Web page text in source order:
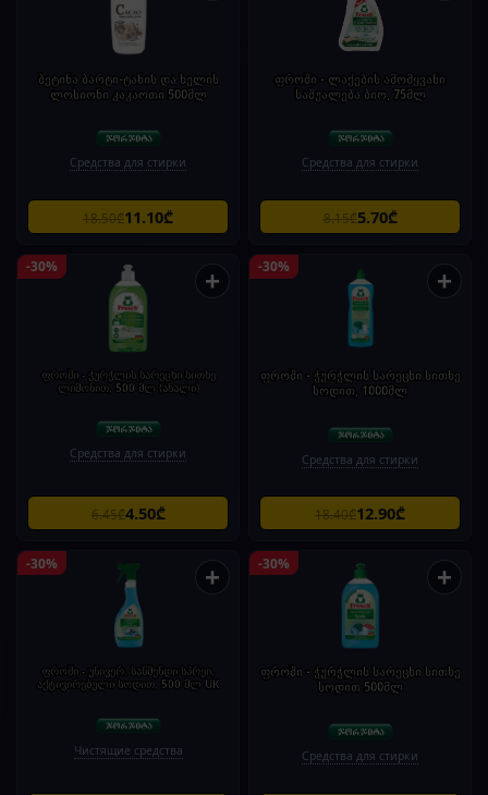
ბეტინა ბარტი-ტანის და ხელის
ლოსიონი კაკაოთი 500მლ
Средства для стирки
18.50₾11.10₾
ფროში - ლაქების ამომყვანი
საშუალება ბიო, 75მლ
Средства для стирки
8.15₾5.70₾
-30% +
ფროში - ჭურჭლის სარეცხი სითხე
ლიმონით, 500 მლ (ახალი)
Средства для стирки
6.45₾4.50₾
-30% +
ფროში - ჭურჭლის სარეცხი სითხე
სოდით, 1000მლ
Средства для стирки
18.40₾12.90₾
-30% +
ფროში - უნივერ. საწმენდი სპრეი,
აქტივირებული სოდით, 500 მლ UK
Чистящие средства
-30% +
ფროში - ჭურჭლის სარეცხი სითხე
სოდით 500მლ
Средства для стирки